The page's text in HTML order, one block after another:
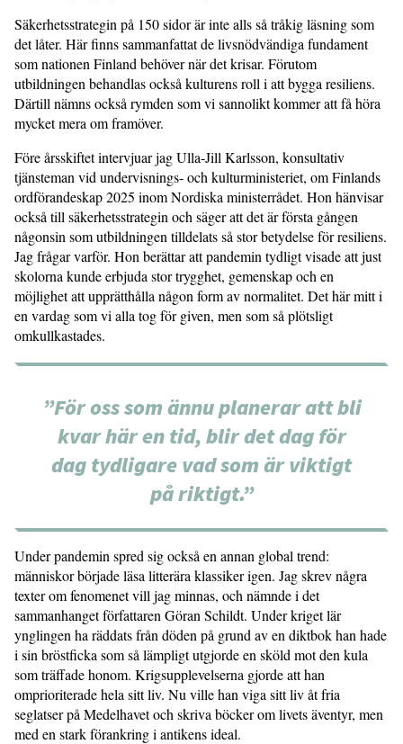
Säkerhetsstrategin på 150 sidor är inte alls så tråkig läsning som
det låter. Här finns sammanfattat de livsnödvändiga fundament
som nationen Finland behöver när det krisar. Förutom
utbildningen behandlas också kulturens roll i att bygga resiliens.
Därtill nämns också rymden som vi sannolikt kommer att få höra
mycket mera om framöver.
Före årsskiftet intervjuar jag Ulla-Jill Karlsson, konsultativ
tjänsteman vid undervisnings- och kulturministeriet, om Finlands
ordförandeskap 2025 inom Nordiska ministerrådet. Hon hänvisar
också till säkerhetsstrategin och säger att det är första gången
någonsin som utbildningen tilldelats så stor betydelse för resiliens.
Jag frågar varför. Hon berättar att pandemin tydligt visade att just
skolorna kunde erbjuda stor trygghet, gemenskap och en
möjlighet att upprätthålla någon form av normalitet. Det här mitt i
en vardag som vi alla tog för given, men som så plötsligt
omkullkastades.
”För oss som ännu planerar att bli
kvar här en tid, blir det dag för
dag tydligare vad som är viktigt
på riktigt.”
Under pandemin spred sig också en annan global trend:
människor började läsa litterära klassiker igen. Jag skrev några
texter om fenomenet vill jag minnas, och nämnde i det
sammanhanget författaren Göran Schildt. Under kriget lär
ynglingen ha räddats från döden på grund av en diktbok han hade
i sin bröstficka som så lämpligt utgjorde en sköld mot den kula
som träffade honom. Krigsupplevelserna gjorde att han
omprioriterade hela sitt liv. Nu ville han viga sitt liv åt fria
seglatser på Medelhavet och skriva böcker om livets äventyr, men
med en stark förankring i antikens ideal.